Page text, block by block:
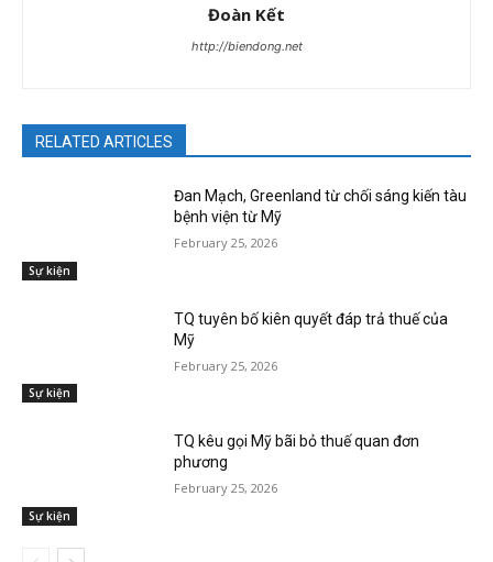
Đoàn Kết
http://biendong.net
RELATED ARTICLES
Sự kiện
Đan Mạch, Greenland từ chối sáng kiến tàu
bệnh viện từ Mỹ
February 25, 2026
Sự kiện
TQ tuyên bố kiên quyết đáp trả thuế của
Mỹ
February 25, 2026
Sự kiện
TQ kêu gọi Mỹ bãi bỏ thuế quan đơn
phương
February 25, 2026